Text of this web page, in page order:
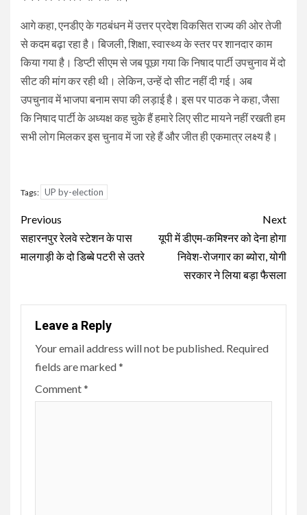
आगे कहा, एनडीए के गठबंधन में उत्तर प्रदेश विकसित राज्य की ओर तेजी
से कदम बढ़ा रहा है। बिजली, शिक्षा, स्वास्थ्य के स्तर पर शानदार काम
किया गया है। डिप्टी सीएम से जब पूछा गया कि निषाद पार्टी उपचुनाव में दो
सीट की मांग कर रही थी। लेकिन, उन्हें दो सीट नहीं दी गई। अब
उपचुनाव में भाजपा बनाम सपा की लड़ाई है। इस पर पाठक ने कहा, जैसा
कि निषाद पार्टी के अध्यक्ष कह चुके हैं हमारे लिए सीट मायने नहीं रखती हम
सभी लोग मिलकर इस चुनाव में जा रहे हैं और जीत ही एकमात्र लक्ष्य है।
Tags: UP by-election
Continue
Reading
Previous
सहारनपुर रेलवे स्टेशन के पास
मालगाड़ी के दो डिब्बे पटरी से उतरे
Next
यूपी में डीएम-कमिश्नर को देना होगा
निवेश-रोजगार का ब्योरा, योगी
सरकार ने लिया बड़ा फैसला
Leave a Reply
Your email address will not be published. Required
fields are marked*
Comment*